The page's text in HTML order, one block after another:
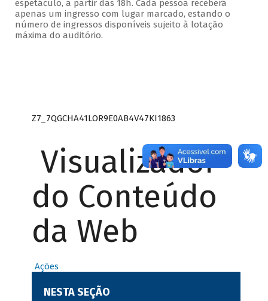
espetáculo, a partir das 18h. Cada pessoa receberá
apenas um ingresso com lugar marcado, estando o
número de ingressos disponíveis sujeito à lotação
máxima do auditório.
Z7_7QGCHA41LOR9E0AB4V47KI1863
Visualizador
do Conteúdo
da Web
Ações
NESTA SEÇÃO